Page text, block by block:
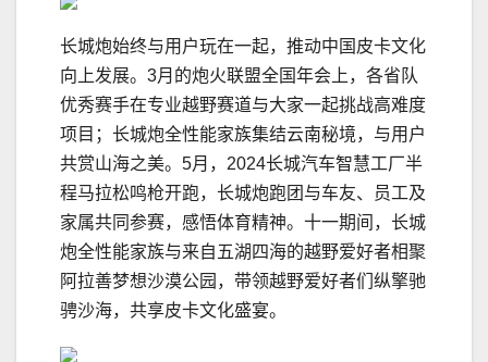
长城炮始终与用户玩在一起，推动中国皮卡文化
向上发展。3月的炮火联盟全国年会上，各省队
优秀赛手在专业越野赛道与大家一起挑战高难度
项目；长城炮全性能家族集结云南秘境，与用户
共赏山海之美。5月，2024长城汽车智慧工厂半
程马拉松鸣枪开跑，长城炮跑团与车友、员工及
家属共同参赛，感悟体育精神。十一期间，长城
炮全性能家族与来自五湖四海的越野爱好者相聚
阿拉善梦想沙漠公园，带领越野爱好者们纵擎驰
骋沙海，共享皮卡文化盛宴。